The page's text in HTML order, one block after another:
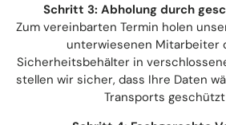
Schritt 3: Abholung durch
Zum vereinbarten Termin holen
unterwiesenen Mitarbeiter
Sicherheitsbehälter in
stellen wir sicher, dass Ihre Daten
Transports